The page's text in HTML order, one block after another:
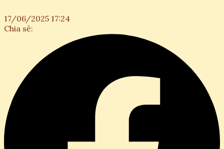
17/06/2025 17:24
Chia sẻ: